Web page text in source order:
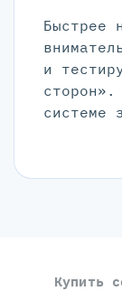
Быстрее
и
системе
Купить